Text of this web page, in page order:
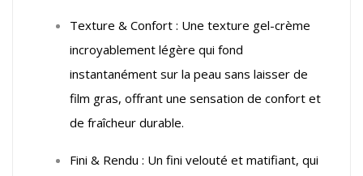
Texture & Confort : Une texture gel-crème
incroyablement légère qui fond
instantanément sur la peau sans laisser de
film gras, offrant une sensation de confort et
de fraîcheur durable.
Fini & Rendu : Un fini velouté et matifiant, qui